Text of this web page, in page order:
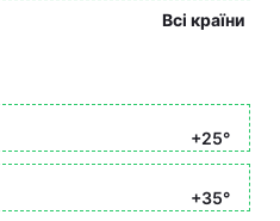
Всі країни
+25°
+35°